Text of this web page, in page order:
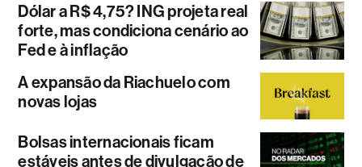
Dólar a R$ 4,75? ING projeta real
forte, mas condiciona cenário ao
Fed e à inflação
A expansão da Riachuelo com
novas lojas
Bolsas internacionais ficam
estáveis antes de divulgação de